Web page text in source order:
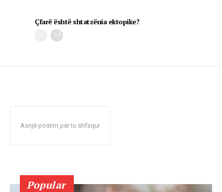
Çfarë është shtatzënia ektopike?
Asnjë postim për tu shfaqur
Popular